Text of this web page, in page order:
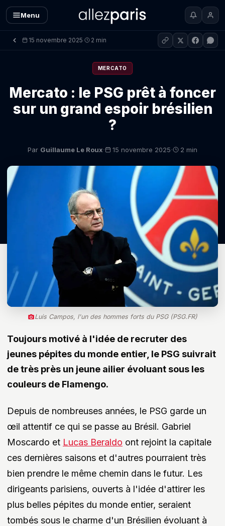
Menu
15 novembre 2025· 2 min
MERCATO
Mercato : le PSG prêt à foncer
sur un grand espoir brésilien
?
Par Guillaume Le Roux· 15 novembre 2025· 2 min
Luis Campos, l'un des hommes forts du PSG (PSG.FR)
Toujours motivé à l'idée de recruter des
jeunes pépites du monde entier, le PSG suivrait
de très près un jeune ailier évoluant sous les
couleurs de Flamengo.
Depuis de nombreuses années, le PSG garde un
œil attentif ce qui se passe au Brésil. Gabriel
Moscardo et Lucas Beraldo ont rejoint la capitale
ces dernières saisons et d'autres pourraient très
bien prendre le même chemin dans le futur. Les
dirigeants parisiens, ouverts à l'idée d'attirer les
plus belles pépites du monde entier, seraient
tombés sous le charme d'un Brésilien évoluant à